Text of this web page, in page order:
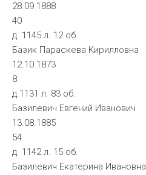
28.09.1888
40
д. 1145 л. 12 об.
Базик Параскева Кирилловна
12.10.1873
8
д.1131 л. 83 об.
Базилевич Евгений Иванович
13.08.1885
54
д. 1142 л. 15 об.
Базилевич Екатерина Ивановна